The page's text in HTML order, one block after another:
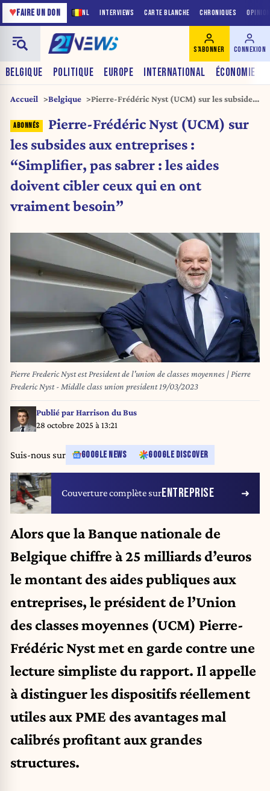
NL INTERVIEWS CARTE BLANCHE CHRONIQUES
♥FAIRE UN DON
BELGIQUE POLITIQUE EUROPE INTERNATIONAL ÉCONOMIE
S'ABONNER CONNEXION
Accueil Belgique
Pierre-Frédéric Nyst (UCM) sur les subsides
aides doivent cibler ceux qui en ont
Pierre-Frédéric Nyst (UCM) sur
les subsides aux entreprises :
“Simplifier, pas sabrer : les aides
doivent cibler ceux qui en ont
vraiment besoin”
Pierre Frederic Nyst est President de l'union de classes moyennes | Pierre
Frederic Nyst - Middle class union president 19/03/2023
Publié parHarrison du Bus
28 octobre 2025 à 13:21
Suis-nous sur GOOGLE NEWS GOOGLE DISCOVER
Couverture complète surENTREPRISE
Alors que la Banque nationale de
Belgique chiffre à 25 milliards d’euros
le montant des aides publiques aux
entreprises, le président de l’Union
des classes moyennes (UCM) Pierre-
Frédéric Nyst met en garde contre une
lecture simpliste du rapport. Il appelle
à distinguer les dispositifs réellement
utiles aux PME des avantages mal
calibrés profitant aux grandes
structures.